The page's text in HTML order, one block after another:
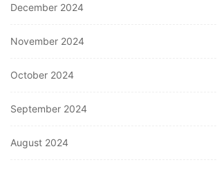
December 2024
November 2024
October 2024
September 2024
August 2024